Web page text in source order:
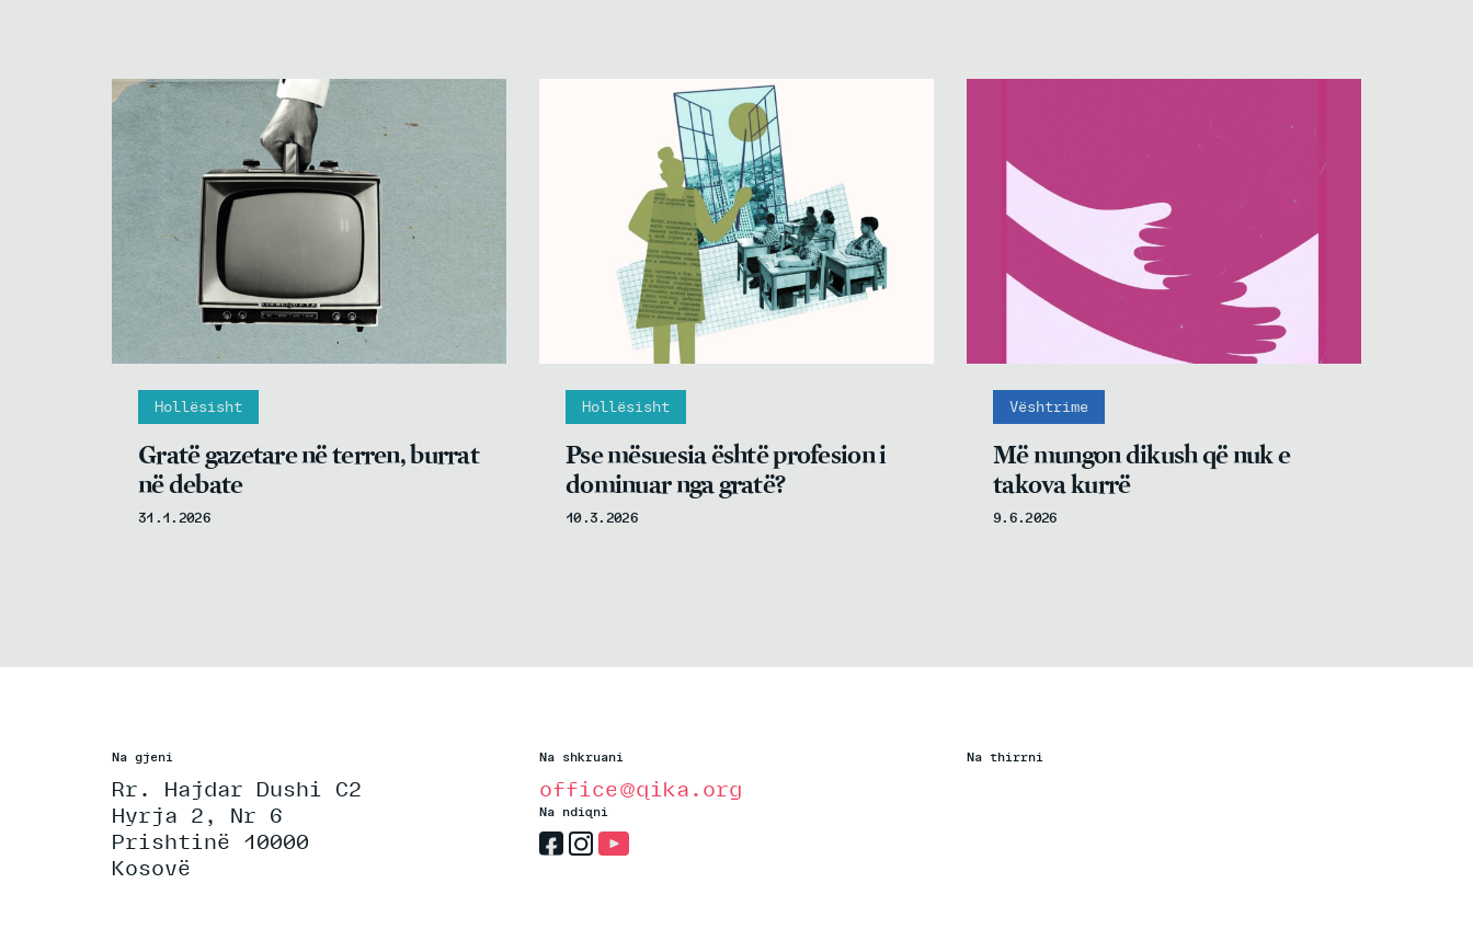
Hollësisht
Gratë gazetare në terren, burrat
në debate
31.1.2026
Hollësisht
Pse mësuesia është profesion i
dominuar nga gratë?
10.3.2026
Vështrime
Më mungon dikush që nuk e
takova kurrë
9.6.2026
Na gjeni
Rr. Hajdar Dushi C2
Hyrja 2, Nr 6
Prishtinë 10000
Kosovë
Na shkruani
office@qika.org
Na ndiqni
Na thirrni